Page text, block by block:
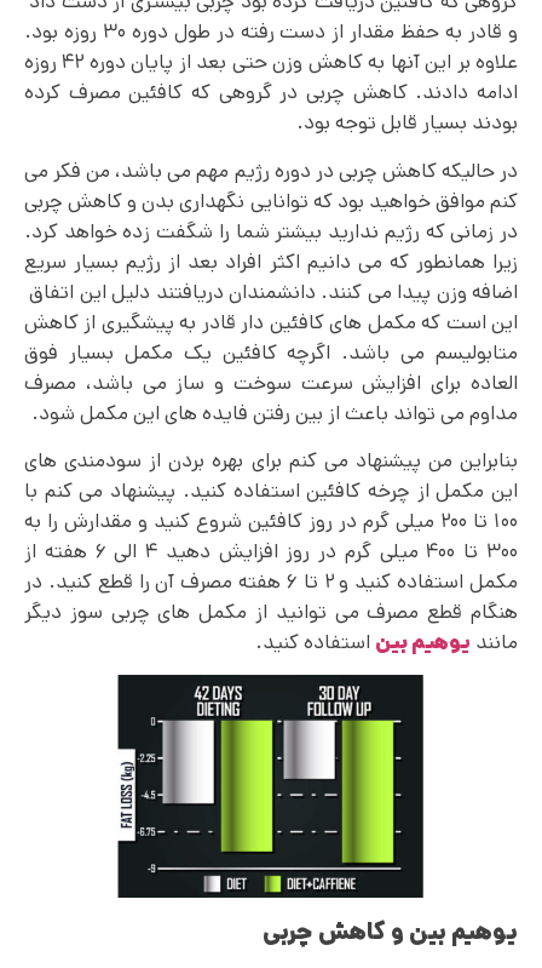
و قادر به حفظ مقدار از دست رفته در طول دوره ۳۰ روزه بود.
علاوه بر این آنها به کاهش وزن حتی بعد از پایان دوره ۴۲ روزه
ادامه دادند. کاهش چربی در گروهی که کافئین مصرف کرده
بودند بسیار قابل توجه بود.
در حالیکه کاهش چربی در دوره رژیم مهم می باشد، من فکر می
کنم موافق خواهید بود که توانایی نگهداری بدن و کاهش چربی
در زمانی که رژیم ندارید بیشتر شما را شگفت زده خواهد کرد.
زیرا همانطور که می دانیم اکثر افراد بعد از رژیم بسیار سریع
اضافه وزن پیدا می کنند. دانشمندان دریافتند دلیل این اتفاق
این است که مکمل های کافئین دار قادر به پیشگیری از کاهش
متابولیسم می باشد. اگرچه کافئین یک مکمل بسیار فوق
العاده برای افزایش سرعت سوخت و ساز می باشد، مصرف
مداوم می‌ تواند باعث از بین رفتن فایده های این مکمل شود.
بنابراین من پیشنهاد می کنم برای بهره بردن از سودمندی های
این مکمل از چرخه کافئین استفاده کنید. پیشنهاد می کنم با
۱۰۰ تا ۲۰۰ میلی گرم در روز کافئین شروع کنید و مقدارش را به
۳۰۰ تا ۴۰۰ میلی گرم در روز افزایش دهید ۴ الی ۶ هفته از
مکمل استفاده کنید و ۲ تا ۶ هفته مصرف آن را قطع کنید. در
هنگام قطع مصرف می توانید از مکمل های چربی سوز دیگر
مانند یوهیم بین استفاده کنید.
یوهیم بین و کاهش چربی